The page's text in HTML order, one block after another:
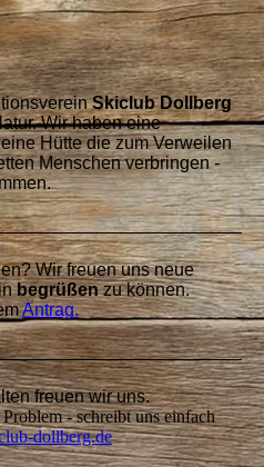
Skiclub Dollberg
Wir haben eine
Hütte die zum Verweilen
Menschen verbringen -
Wir freuen uns neue
begrüßenzu können.
Antrag.
freuen wir uns.
- schreibt uns einfach
dollberg.de